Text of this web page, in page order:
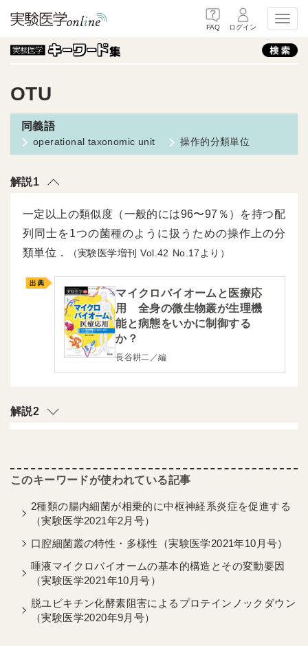
FAQ ログイン
OTU
operational taxonomic unit 操作的分類単位
解説1
一定以上の類似度（一般的には96〜97％）を持つ配
列同士を1つの菌種のように扱うための操作上の分
類単位．
（実験医学増刊 42 17より）
マイクロバイオームと医療応
用 全身の微生物叢が生理機
能と病態をいかに制御する
か？
長谷耕二／編
解説2
2種類の腸内細菌が相乗的に中枢神経系炎症を促進する
（実験医学2021年2月号）
口腔細菌叢の特性・多様性（実験医学2021年10月号）
唾液マイクロバイオームの基本的構造とその変動要因
（実験医学2021年10月号）
脱ユビキチン化酵素阻害によるプロテインノックダウン
（実験医学2020年9月号）